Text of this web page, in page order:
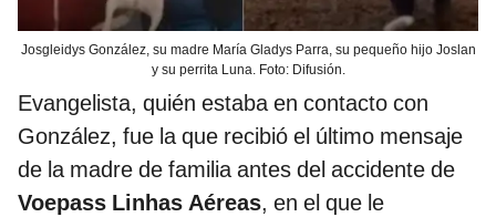
Josgleidys González, su madre María Gladys Parra, su pequeño hijo Joslan
y su perrita Luna. Foto: Difusión.
Evangelista, quién estaba en contacto con
González, fue la que recibió el último mensaje
de la madre de familia antes del accidente de
Voepass Linhas Aéreas, en el que le